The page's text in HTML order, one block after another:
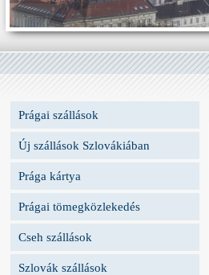
Prágai szállások
Új szállások Szlovákiában
Prága kártya
Prágai tömegközlekedés
Cseh szállások
Szlovák szállások